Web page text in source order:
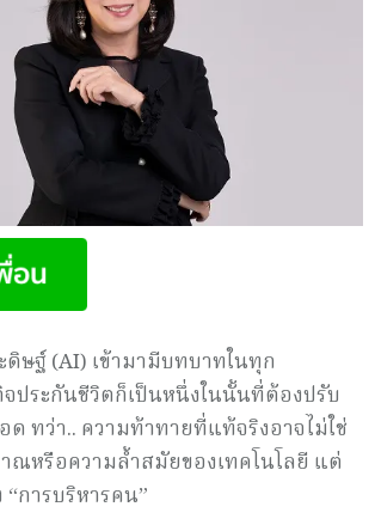
ษฐ์ (AI) เข้ามามีบทบาทในทุก
ประกันชีวิตก็เป็นหนึ่งในนั้นที่ต้องปรับ
ด ทว่า.. ความท้าทายที่แท้จริงอาจไม่ใช่
าณหรือความล้ำสมัยของเทคโนโลยี แต่
การบริหารคน”